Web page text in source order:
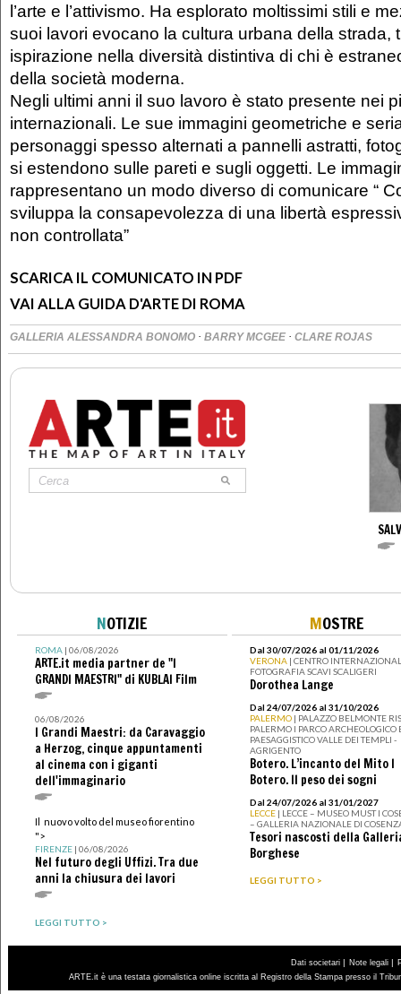
l’arte e l’attivismo. Ha esplorato moltissimi stili e
suoi lavori evocano la cultura urbana della strada,
ispirazione nella diversità distintiva di chi è
della società moderna.
Negli ultimi anni il suo lavoro è stato presente nei
internazionali. Le sue immagini geometriche e
personaggi spesso alternati a pannelli astratti,
si estendono sulle pareti e sugli oggetti. Le
rappresentano un modo diverso di comunicare “
sviluppa la consapevolezza di una libertà
non controllata”
SCARICA IL COMUNICATO IN PDF
VAI ALLA GUIDA D'ARTE DI ROMA
GALLERIA ALESSANDRA BONOMO · BARRY MCGEE · CLARE ROJAS
NOTIZIE
ROMA| 06/08/2026
ARTE.it media partner de "I
GRANDI MAESTRI" di KUBLAI Film
06/08/2026
I Grandi Maestri: da Caravaggio
a Herzog, cinque appuntamenti
al cinema con i giganti
dell'immaginario
Il nuovo volto del museo fiorentino
">
FIRENZE| 06/08/2026
Nel futuro degli Uffizi. Tra due
anni la chiusura dei lavori
LEGGI TUTTO >
MOSTRE
Dal 30/07/2026 al 01/11/2026
VERONA | CENTRO
FOTOGRAFIA SCAVI SCALIGERI
Dorothea Lange
Dal 24/07/2026 al 31/10/2026
PALERMO | PALAZZO BELMONTE
PALERMO I PARCO ARCHEOLOGICO
PAESAGGISTICO VALLE DEI TEMPLI -
AGRIGENTO
Botero. L’incanto del Mito I
Botero. Il peso dei sogni
Dal 24/07/2026 al 31/01/2027
LECCE | LECCE – MUSEO MUST I
– GALLERIA NAZIONALE DI
Tesori nascosti della
Borghese
LEGGI TUTTO >
Dati societari | Note legali |
ARTE.it è una testata giornalistica online iscritta al Registro della Stampa presso il